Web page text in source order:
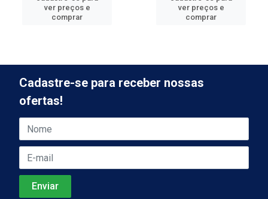
ver preços e
comprar
ver preços e
comprar
Cadastre-se para receber nossas
ofertas!